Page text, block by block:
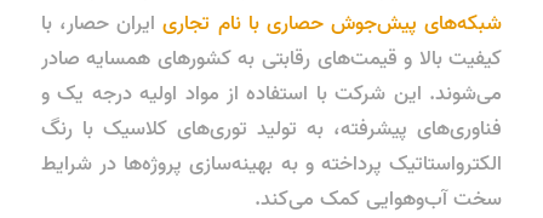
شبکه‌های پیش‌جوش حصاری با نام تجاری ایران حصار، با
کیفیت بالا و قیمت‌های رقابتی به کشورهای همسایه صادر
می‌شوند. این شرکت با استفاده از مواد اولیه درجه یک و
فناوری‌های پیشرفته، به تولید توری‌های کلاسیک با رنگ
الکترواستاتیک پرداخته و به بهینه‌سازی پروژه‌ها در شرایط
سخت آب‌وهوایی کمک می‌کند.